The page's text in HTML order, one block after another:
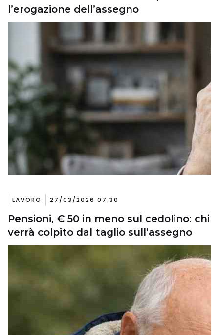
l’erogazione dell’assegno
LAVORO 27/03/2026 07:30
Pensioni, € 50 in meno sul cedolino: chi
verrà colpito dal taglio sull’assegno